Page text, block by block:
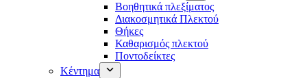
Βοηθητικά πλεξίματος
Διακοσμητικά Πλεκτού
Θήκες
Καθαρισμός πλεκτού
Ποντοδείκτες
Κέντημα